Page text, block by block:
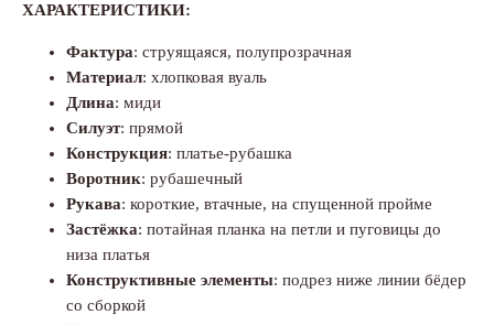
ХАРАКТЕРИСТИКИ:
Фактура: струящаяся, полупрозрачная
Материал: хлопковая вуаль
Длина: миди
Силуэт: прямой
Конструкция: платье-рубашка
Воротник: рубашечный
Рукава: короткие, втачные, на спущенной пройме
Застёжка: потайная планка на петли и пуговицы до
низа платья
Конструктивные элементы: подрез ниже линии бёдер
со сборкой